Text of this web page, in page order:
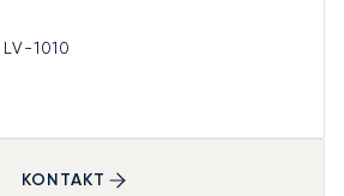
LV-1010
KONTAKT